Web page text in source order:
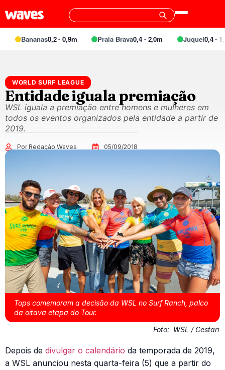
Bananas0,2 - 0,9m Praia Brava0,4 - 2,0m Juquei0,4 -
WORLD SURF LEAGUE
Entidade iguala premiação
WSL iguala a premiação entre homens e mulheres em
todos os eventos organizados pela entidade a partir de
2019.
Por Redação Waves 05/09/2018
Tops comemoram a decisão da WSL no Surf Ranch, palco
da oitava etapa do Tour.
Foto: WSL / Cestari
Depois de divulgar o calendário da temporada de 2019,
a WSL anunciou nesta quarta-feira (5) que a partir do